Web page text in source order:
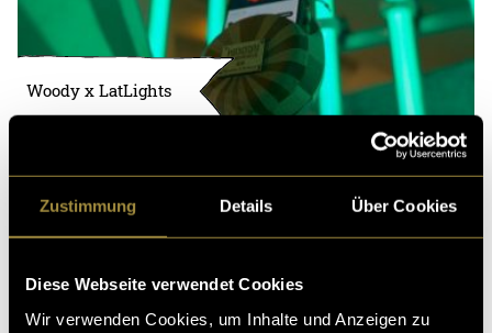
Zustimmung Details Über Cookies
Diese Webseite verwendet Cookies
Wir verwenden Cookies, um Inhalte und Anzeigen zu
Woody x LatLights